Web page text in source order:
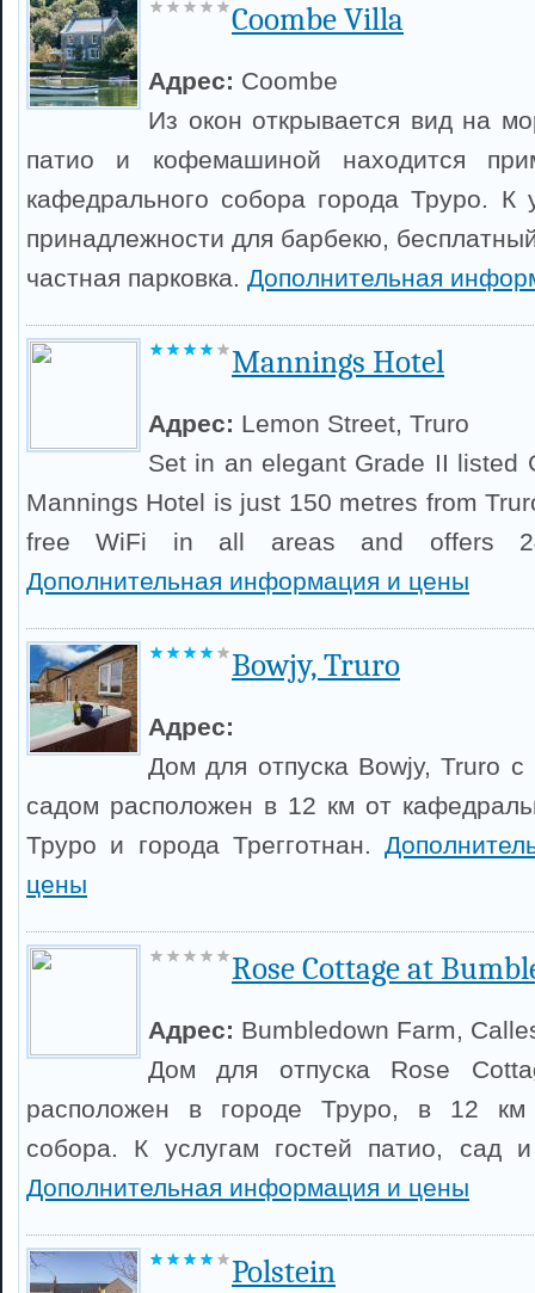
Coombe Villa
Адрес: Coombe
Из окон открывается вид на
патио и кофемашиной находится
кафедрального собора города Труро. К
принадлежности для барбекю,
частная парковка. Дополнительная
Mannings Hotel
Адрес: Lemon Street, Truro
Set in an elegant Grade II listed
Mannings Hotel is just 150 metres from
free WiFi in all areas and offers
Дополнительная информация и цены
Bowjy, Truro
Адрес:
Дом для отпуска Bowjy, Truro
садом расположен в 12 км от
Труро и города Трегготнан.
цены
Rose Cottage at
Адрес: Bumbledown Farm,
Дом для отпуска Rose
расположен в городе Труро, в 12 км
собора. К услугам гостей патио, сад
Дополнительная информация и цены
Polstein